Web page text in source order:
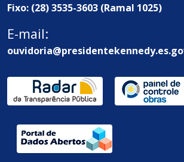
Fixo: (28) 3535-3603 (Ramal 1025)
E-mail: